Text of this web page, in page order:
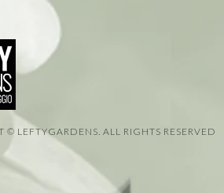
© LEFTYGARDENS. ALL RIGHTS RESERVED